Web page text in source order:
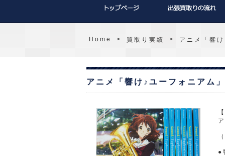
Home > 買取り実績 > アニメ「響
アニメ「響け♪ユーフォニアム
●